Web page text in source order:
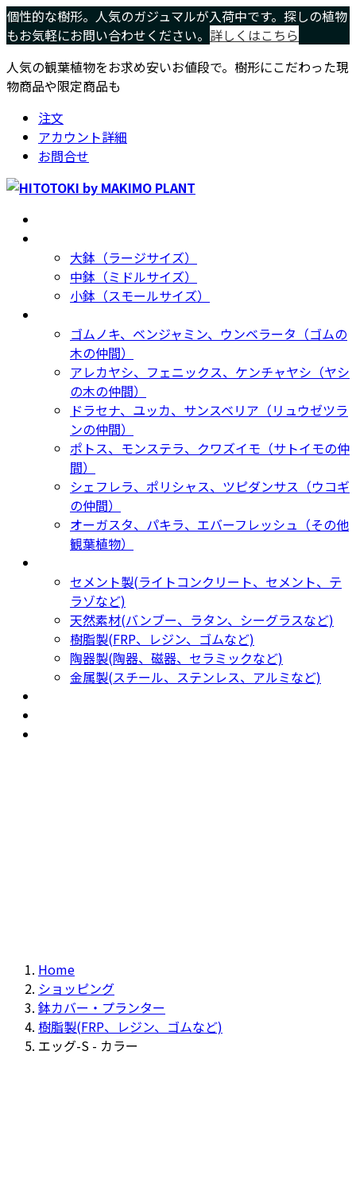
コ
ン
ン
ツ
プ
ナ
ビ
ー
シ
動
個性的な樹形。人気のガジュマルが入荷中です。探しの植物
もお気軽にお問い合わせください。 詳しくはこちら
人気の観葉植物をお求め安いお値段で。樹形にこだわった現
物商品や限定商品も
注文
アカウント詳細
お問合せ
大鉢（ラージサイズ）
中鉢（ミドルサイズ）
小鉢（スモールサイズ）
ゴムノキ、ベンジャミン、ウンベラータ（ゴムの
木の仲間）
アレカヤシ、フェニックス、ケンチャヤシ（ヤシ
の木の仲間）
ドラセナ、ユッカ、サンスベリア（リュウゼツラ
ンの仲間）
ポトス、モンステラ、クワズイモ（サトイモの仲
間）
シェフレラ、ポリシャス、ツピダンサス（ウコギ
の仲間）
オーガスタ、パキラ、エバーフレッシュ（その他
観葉植物）
セメント製(ライトコンクリート、セメント、テ
ラゾなど)
天然素材(バンブー、ラタン、シーグラスなど)
樹脂製(FRP、レジン、ゴムなど)
陶器製(陶器、磁器、セラミックなど)
金属製(スチール、ステンレス、アルミなど)
Home
ショッピング
鉢カバー・プランター
樹脂製(FRP、レジン、ゴムなど)
エッグ-S - カラー